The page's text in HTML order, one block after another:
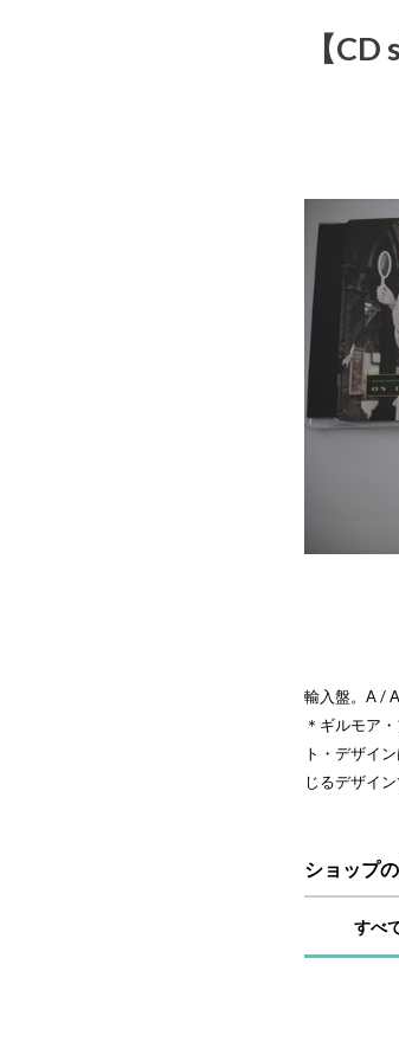
【
輸入盤。A /
＊ギルモア
ト・デザイ
じるデザイン
ショップ
すべ